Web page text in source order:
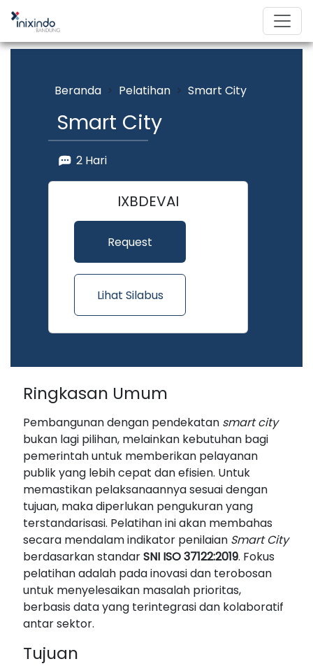
Beranda Pelatihan Smart City
Smart City
2 Hari
IXBDEVAI
Request
Penawaran
Lihat Silabus
Ringkasan Umum
Pembangunan dengan pendekatan smart city
bukan lagi pilihan, melainkan kebutuhan bagi
pemerintah untuk memberikan pelayanan
publik yang lebih cepat dan efisien. Untuk
memastikan pelaksanaannya sesuai dengan
tujuan, maka diperlukan pengukuran yang
terstandarisasi. Pelatihan ini akan membahas
secara mendalam indikator penilaian Smart City
berdasarkan standarSNI ISO 37122:2019. Fokus
pelatihan adalah pada inovasi dan terobosan
untuk menyelesaikan masalah prioritas,
berbasis data yang terintegrasi dan kolaboratif
antar sektor.
Tujuan